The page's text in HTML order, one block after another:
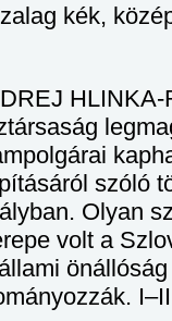
kék,
szóló
Olyan
volt a